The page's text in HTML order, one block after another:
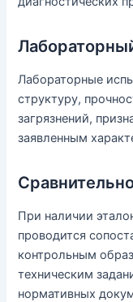
Лабораторные
структуру,
загрязнений,
заявленным
При наличии
проводится
контрольным
техническим
нормативных